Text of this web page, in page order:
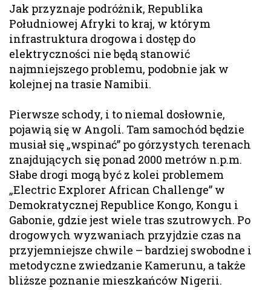
Jak przyznaje podróżnik, Republika
Południowej Afryki to kraj, w którym
infrastruktura drogowa i dostęp do
elektryczności nie będą stanowić
najmniejszego problemu, podobnie jak w
kolejnej na trasie Namibii.
Pierwsze schody, i to niemal dosłownie,
pojawią się w Angoli. Tam samochód będzie
musiał się „wspinać” po górzystych terenach
znajdujących się ponad 2000 metrów n.p.m.
Słabe drogi mogą być z kolei problemem
„Electric Explorer African Challenge” w
Demokratycznej Republice Kongo, Kongu i
Gabonie, gdzie jest wiele tras szutrowych. Po
drogowych wyzwaniach przyjdzie czas na
przyjemniejsze chwile – bardziej swobodne i
metodyczne zwiedzanie Kamerunu, a także
bliższe poznanie mieszkańców Nigerii.